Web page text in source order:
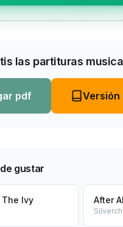
las partituras
pdf Versión
gustar
The Ivy After